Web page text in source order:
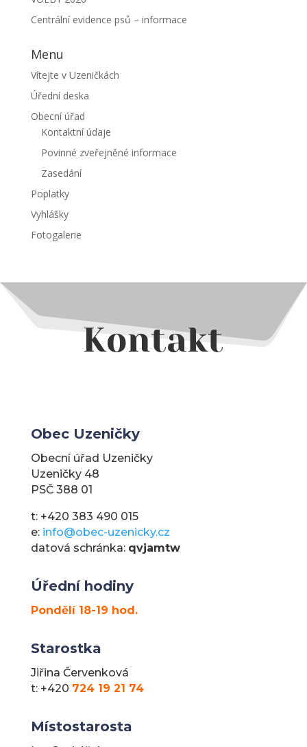
Centrální evidence psů – informace
Menu
Vítejte v Uzeničkách
Úřední deska
Obecní úřad
Kontaktní údaje
Povinné zveřejněné informace
Zasedání
Poplatky
Vyhlášky
Fotogalerie
Kontakt
Obec Uzeničky
Obecní úřad Uzeničky
Uzeničky 48
PSČ 388 01
t: +420 383 490 015
e: info@obec-uzenicky.cz
datová schránka: qvjamtw
Úřední hodiny
Pondělí 18-19 hod.
Starostka
Jiřina Červenková
t: +420 724 19 21 74
Místostarosta